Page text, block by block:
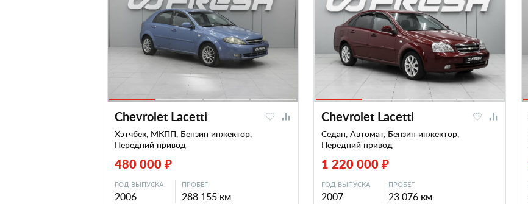
Chevrolet Lacetti
Хэтчбек, МКПП, Бензин инжектор,
Передний привод
480 000 ₽
ГОД ВЫПУСКА
2006
ПРОБЕГ
288 155 км
Chevrolet Lacetti
Седан, Автомат, Бензин инжектор,
Передний привод
1 220 000 ₽
ГОД ВЫПУСКА
2007
ПРОБЕГ
23 076 км